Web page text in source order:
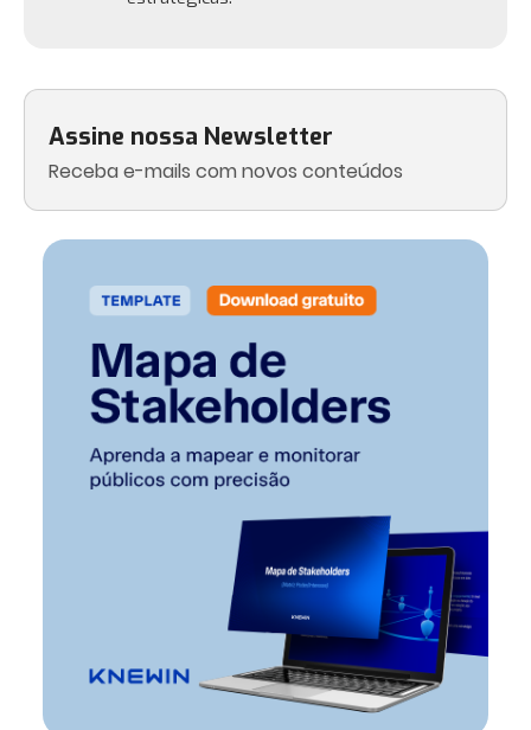
Assine nossa Newsletter
Receba e-mails com novos conteúdos